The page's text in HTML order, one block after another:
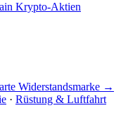
Krypto-Aktien
Widerstandsmarke →
· Rüstung & Luftfahrt